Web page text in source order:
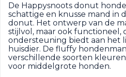
De Happysnoots donut
schattige en knusse mand in
donut. Het ontwerp van de
stijlvol, maar ook functioneel,
ondersteuning biedt aan het
huisdier. De fluffy
verschillende soorten
voor middelgrote honden.